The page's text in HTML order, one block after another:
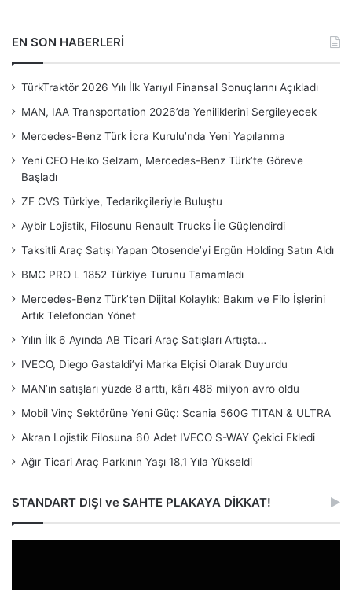
EN SON HABERLERİ
TürkTraktör 2026 Yılı İlk Yarıyıl Finansal Sonuçlarını Açıkladı
MAN, IAA Transportation 2026’da Yeniliklerini Sergileyecek
Mercedes-Benz Türk İcra Kurulu’nda Yeni Yapılanma
Yeni CEO Heiko Selzam, Mercedes-Benz Türk’te Göreve
Başladı
ZF CVS Türkiye, Tedarikçileriyle Buluştu
Aybir Lojistik, Filosunu Renault Trucks İle Güçlendirdi
Taksitli Araç Satışı Yapan Otosende’yi Ergün Holding Satın Aldı
BMC PRO L 1852 Türkiye Turunu Tamamladı
Mercedes-Benz Türk’ten Dijital Kolaylık: Bakım ve Filo İşlerini
Artık Telefondan Yönet
Yılın İlk 6 Ayında AB Ticari Araç Satışları Artışta…
IVECO, Diego Gastaldi’yi Marka Elçisi Olarak Duyurdu
MAN’ın satışları yüzde 8 arttı, kârı 486 milyon avro oldu
Mobil Vinç Sektörüne Yeni Güç: Scania 560G TITAN & ULTRA
Akran Lojistik Filosuna 60 Adet IVECO S-WAY Çekici Ekledi
Ağır Ticari Araç Parkının Yaşı 18,1 Yıla Yükseldi
STANDART DIŞI ve SAHTE PLAKAYA DİKKAT!